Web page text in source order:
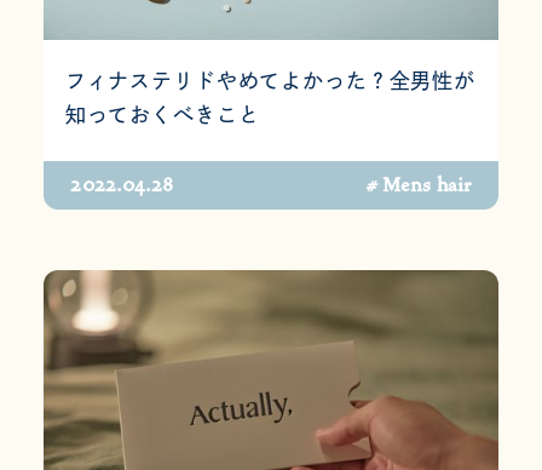
フィナステリドやめてよかった？全男性が
知っておくべきこと
2022.04.28 # Mens hair